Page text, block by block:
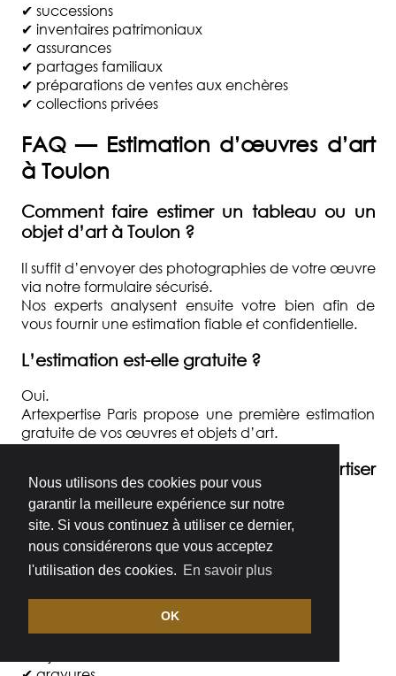
Nous utilisons des cookies pour vous
garantir la meilleure expérience sur notre
site. Si vous continuez à utiliser ce dernier,
nous considérerons que vous acceptez
l'utilisation des cookies. En savoir plus
OK
✔ successions
✔ inventaires patrimoniaux
✔ assurances
✔ partages familiaux
✔ préparations de ventes aux enchères
✔ collections privées
FAQ — Estimation d’œuvres d’art
à Toulon
Comment faire estimer un tableau ou un
objet d’art à Toulon ?
Il suffit d’envoyer des photographies de votre œuvre
via notre formulaire sécurisé.
Nos experts analysent ensuite votre bien afin de
vous fournir une estimation fiable et confidentielle.
L’estimation est-elle gratuite ?
Oui.
Artexpertise Paris propose une première estimation
gratuite de vos œuvres et objets d’art.
Quels types d’objets pouvez-vous expertiser
?
Nous expertisons notamment :
✔ tableaux anciens et contemporains
✔ sculptures
✔ objets d’art
✔ Art nouveau et Art déco